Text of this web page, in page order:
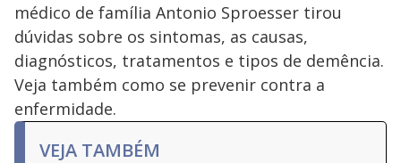
médico de família Antonio Sproesser tirou
dúvidas sobre os sintomas, as causas,
diagnósticos, tratamentos e tipos de demência.
Veja também como se prevenir contra a
enfermidade.
VEJA TAMBÉM